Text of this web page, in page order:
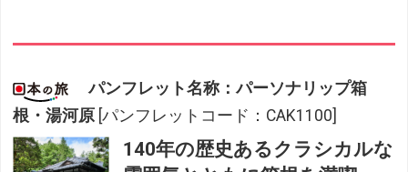
パンフレット名称：パーソナリップ箱
根・湯河原 [パンフレットコード：CAK1100]
140年の歴史あるクラシカルな